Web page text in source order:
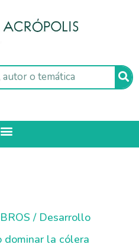
/ Desarrollo
dominar la cólera